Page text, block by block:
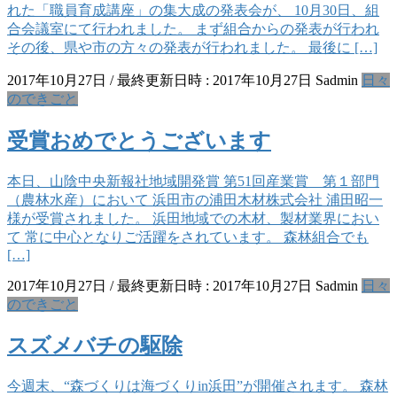
れた「職員育成講座」の集大成の発表会が、 10月30日、組
合会議室にて行われました。 まず組合からの発表が行われ
その後、県や市の方々の発表が行われました。 最後に […]
2017年10月27日 / 最終更新日時 : 2017年10月27日 Sadmin 日々
のできごと
受賞おめでとうございます
本日、山陰中央新報社地域開発賞 第51回産業賞 第１部門
（農林水産）において 浜田市の浦田木材株式会社 浦田昭一
様が受賞されました。 浜田地域での木材、製材業界におい
て 常に中心となりご活躍をされています。 森林組合でも
[…]
2017年10月27日 / 最終更新日時 : 2017年10月27日 Sadmin 日々
のできごと
スズメバチの駆除
今週末、“森づくりは海づくりin浜田”が開催されます。 森林